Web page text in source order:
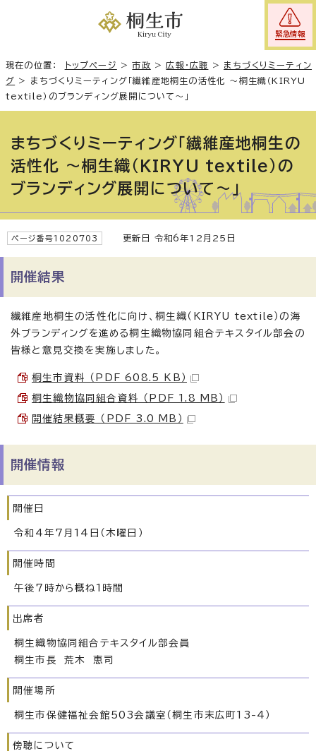
緊急情報
現在の位置： トップページ >市政 >広報・広聴 > まちづくりミーティン
グ > まちづくりミーティング「繊維産地桐生の活性化 ～桐生織（KIRYU
textile）のブランディング展開について～」
まちづくりミーティング「繊維産地桐生の
活性化 ～桐生織（KIRYU textile）の
ブランディング展開について～」
ページ番号1020703 更新日 令和6年12月25日
開催結果
繊維産地桐生の活性化に向け、桐生織（KIRYU textile）の海
外ブランディングを進める桐生織物協同組合テキスタイル部会の
皆様と意見交換を実施しました。
桐生市資料 （PDF 608.5 KB）
桐生織物協同組合資料 （PDF 1.8 MB）
開催結果概要 （PDF 3.0 MB）
開催情報
開催日
令和4年7月14日（木曜日）
開催時間
午後7時から概ね1時間
出席者
桐生織物協同組合テキスタイル部会員
桐生市長 荒木 恵司
開催場所
桐生市保健福祉会館503会議室（桐生市末広町13-4）
傍聴について